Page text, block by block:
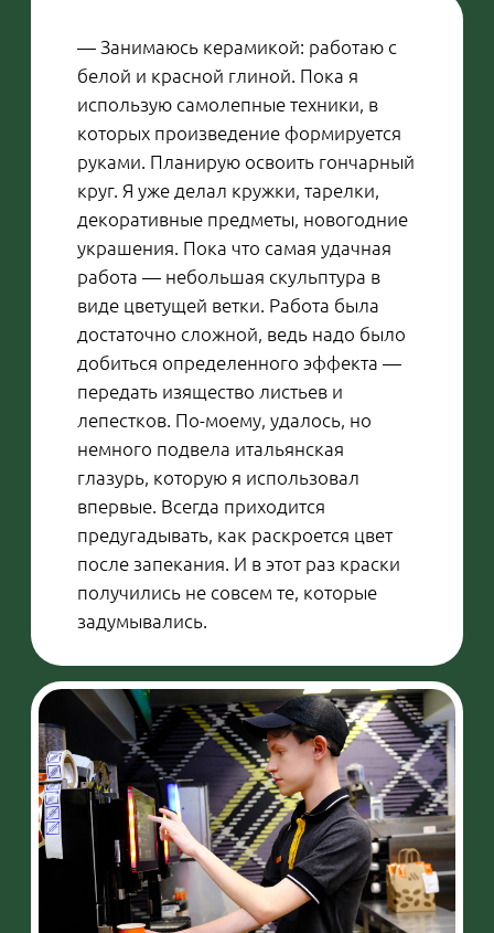
Премии и дополнительные бонусы
с первого дня
Карьерный рост
Медкнижка, униформа и
обеды за счет компании
ВЫБРАТЬ
Конкурентоспособная «белая» зарплата
с регулярными выплатами два раза в
месяц
Оплачиваемый отпуск и больничный
Бесплатное обучение,
поддержка
наставника